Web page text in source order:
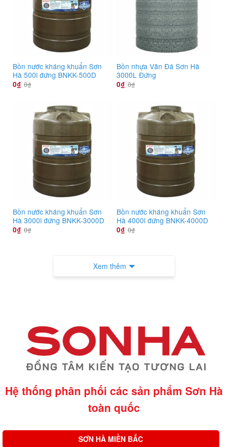
Bồn nước kháng khuẩn Sơn
Hà 500l đứng BNKK-500D
0₫ 0₫
Bồn nhựa Vân Đá Sơn Hà
3000L Đứng
0₫ 0₫
Bồn nước kháng khuẩn Sơn
Hà 3000l đứng BNKK-3000D
0₫ 0₫
Bồn nước kháng khuẩn Sơn
Hà 4000l đứng BNKK-4000D
0₫ 0₫
Xem thêm
Hệ thống phân phối các sản phẩm Sơn Hà
toàn quốc
SƠN HÀ MIỀN BẮC